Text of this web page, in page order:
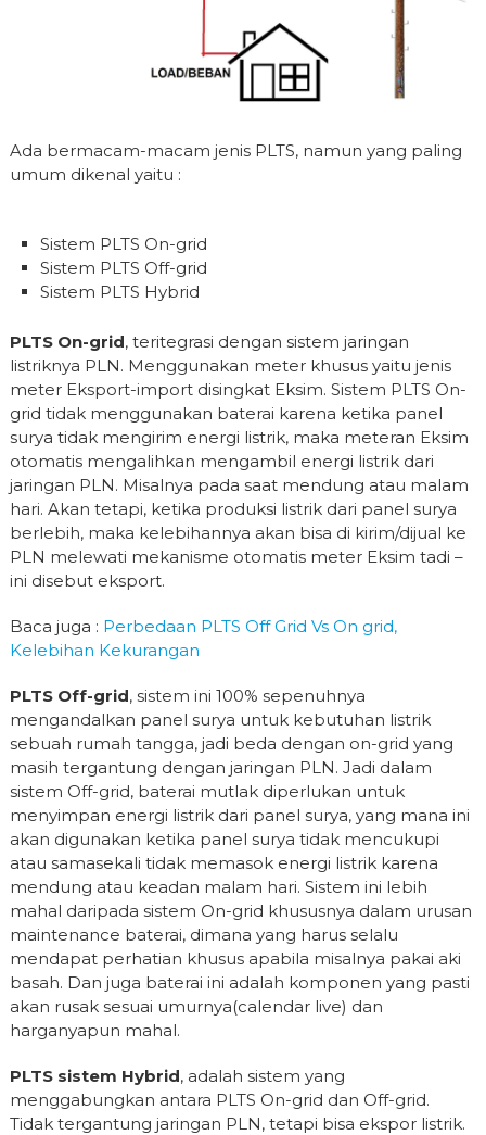
Ada bermacam-macam jenis PLTS, namun yang paling
umum dikenal yaitu :
Sistem PLTS On-grid
Sistem PLTS Off-grid
Sistem PLTS Hybrid
PLTS On-grid, teritegrasi dengan sistem jaringan
listriknya PLN. Menggunakan meter khusus yaitu jenis
meter Eksport-import disingkat Eksim. Sistem PLTS On-
grid tidak menggunakan baterai karena ketika panel
surya tidak mengirim energi listrik, maka meteran Eksim
otomatis mengalihkan mengambil energi listrik dari
jaringan PLN. Misalnya pada saat mendung atau malam
hari. Akan tetapi, ketika produksi listrik dari panel surya
berlebih, maka kelebihannya akan bisa di kirim/dijual ke
PLN melewati mekanisme otomatis meter Eksim tadi –
ini disebut eksport.
Baca juga : Perbedaan PLTS Off Grid Vs On grid,
Kelebihan Kekurangan
PLTS Off-grid, sistem ini 100% sepenuhnya
mengandalkan panel surya untuk kebutuhan listrik
sebuah rumah tangga, jadi beda dengan on-grid yang
masih tergantung dengan jaringan PLN. Jadi dalam
sistem Off-grid, baterai mutlak diperlukan untuk
menyimpan energi listrik dari panel surya, yang mana ini
akan digunakan ketika panel surya tidak mencukupi
atau samasekali tidak memasok energi listrik karena
mendung atau keadan malam hari. Sistem ini lebih
mahal daripada sistem On-grid khususnya dalam urusan
maintenance baterai, dimana yang harus selalu
mendapat perhatian khusus apabila misalnya pakai aki
basah. Dan juga baterai ini adalah komponen yang pasti
akan rusak sesuai umurnya(calendar live) dan
harganyapun mahal.
PLTS sistem Hybrid, adalah sistem yang
menggabungkan antara PLTS On-grid dan Off-grid.
Tidak tergantung jaringan PLN, tetapi bisa ekspor listrik.